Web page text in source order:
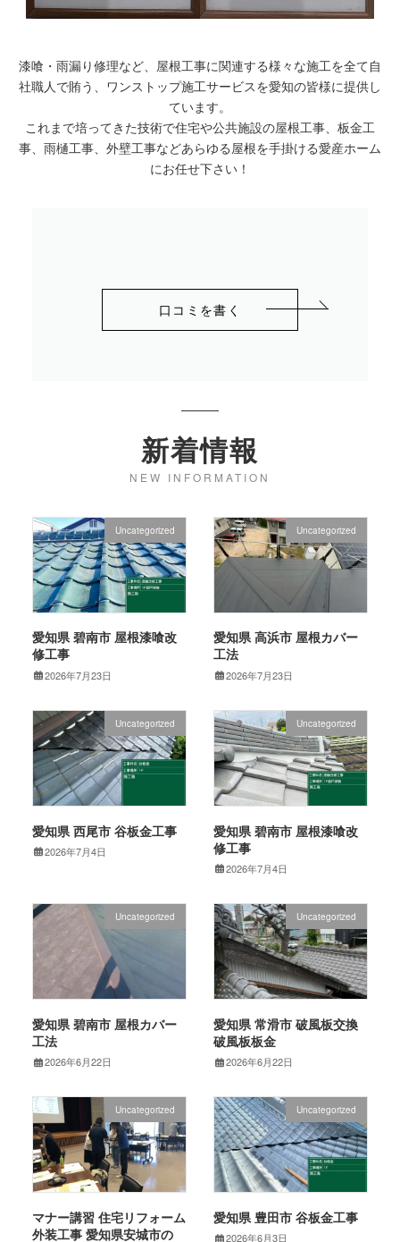
漆喰・雨漏り修理など、屋根工事に関連する様々な施工を全て自
社職人で賄う、ワンストップ施工サービスを愛知の皆様に提供し
ています。
これまで培ってきた技術で住宅や公共施設の屋根工事、板金工
事、雨樋工事、外壁工事などあらゆる屋根を手掛ける愛産ホーム
にお任せ下さい！
口コミを書く
新着情報
NEW INFORMATION
Uncategorized
愛知県 碧南市 屋根漆喰改
修工事
2026年7月23日
Uncategorized
愛知県 高浜市 屋根カバー
工法
2026年7月23日
Uncategorized
愛知県 西尾市 谷板金工事
2026年7月4日
Uncategorized
愛知県 碧南市 屋根漆喰改
修工事
2026年7月4日
Uncategorized
愛知県 碧南市 屋根カバー
工法
2026年6月22日
Uncategorized
愛知県 常滑市 破風板交換
破風板板金
2026年6月22日
Uncategorized
マナー講習 住宅リフォーム
外装工事 愛知県安城市の
Uncategorized
愛知県 豊田市 谷板金工事
2026年6月3日